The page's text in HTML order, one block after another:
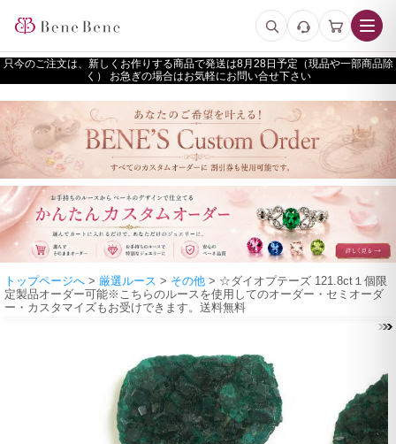
只今のご注文は、新しくお作りする商品で発送は
予定（現品や一部商品除
く） お急ぎの場合はお気軽にお問い合せ下さい
トップページへ > 厳選ルース > その他 > ☆ダイオプテーズ 121.8ct１個限
定製品オーダー可能※こちらのルースを使用してのオーダー・セミオーダ
ー・カスタマイズもお受けできます。送料無料